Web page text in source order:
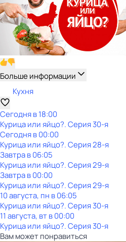
Больше информации
Кухня
Сегодня в 18:00
Курица или яйцо?. Серия 30-я
Сегодня в 00:00
Курица или яйцо?. Серия 28-я
Завтра в 06:05
Курица или яйцо?. Серия 29-я
Завтра в 00:00
Курица или яйцо?. Серия 29-я
10 августа, пн в 06:05
Курица или яйцо?. Серия 30-я
11 августа, вт в 00:00
Курица или яйцо?. Серия 30-я
Вам может понравиться